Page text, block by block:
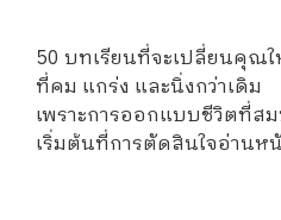
50 บทเรียนที่จะเปลี่ยนคุณ
ที่คม แกร่ง และนิ่งกว่าเดิม
เพราะการออกแบบชีวิตที่ส
เริ่มต้นที่การตัดสินใจอ่านห